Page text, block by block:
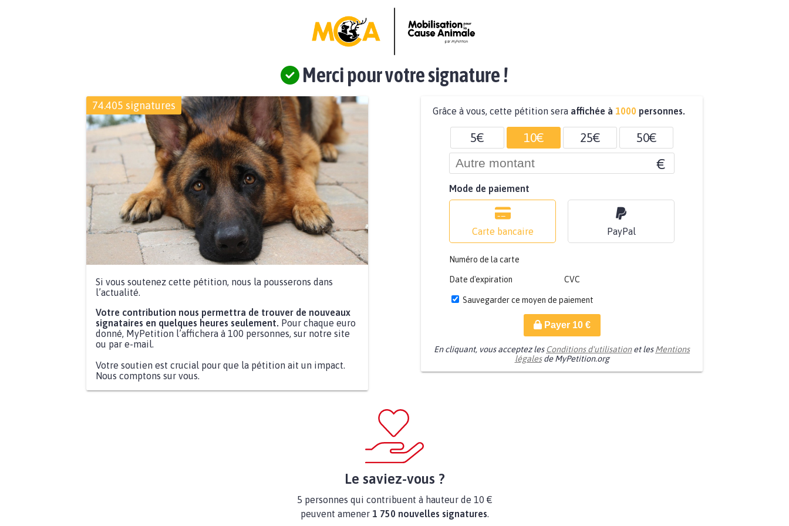
Merci pour votre signature !
74.405 signatures
Si vous soutenez cette pétition, nous la pousserons dans
l’actualité.
Votre contribution nous permettra de trouver de nouveaux
signataires en quelques heures seulement. Pour chaque euro
donné, MyPetition l’affichera à 100 personnes, sur notre site
ou par e-mail.
Votre soutien est crucial pour que la pétition ait un impact.
Nous comptons sur vous.
Grâce à vous, cette pétition sera affichée à 1000 personnes.
5€ 10€ 25€ 50€
€
Mode de paiement
Carte bancaire PayPal
Numéro de la carte
Date d'expiration CVC
Sauvegarder ce moyen de paiement
Payer 10€
En cliquant, vous acceptez les Conditions d'utilisationet lesMentions
légalesde MyPetition.org
Le saviez-vous ?
5 personnes qui contribuent à hauteur de 10 €
peuvent amener 1 750 nouvelles signatures.